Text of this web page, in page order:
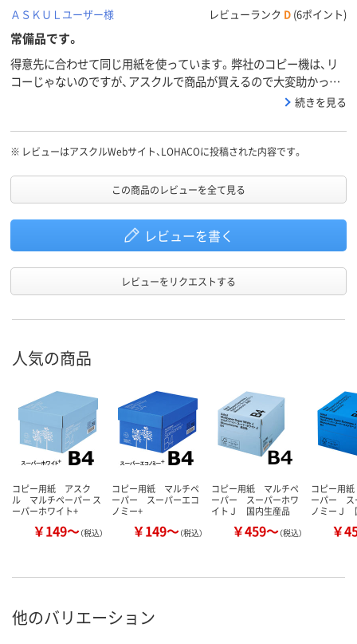
ＡＳＫＵＬユーザー様 レビューランク D (6ポイント)
常備品です。
得意先に合わせて同じ用紙を使っています。弊社のコピー機は、リ
コーじゃないのですが、アスクルで商品が買えるので大変助かって
続きを見る
※ レビューはアスクルWebサイト、LOHACOに投稿された内容です。
この商品のレビューを全て見る
レビューを書く
レビューをリクエストする
人気の商品
コピー用紙 アスク
ル マルチペーパー ス
ーパーホワイト+
￥149～（税込）
コピー用紙 マルチペ
ーパー スーパーエコ
ノミー+
￥149～（税込）
コピー用紙 マルチペ
ーパー スーパーホワ
イトＪ 国内生産品
￥459～（税込）
コピー用
ーパー ス
ノミーＪ
￥
他のバリエーション